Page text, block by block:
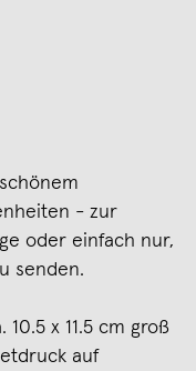
- zur
oder einfach nur,
senden.
x 11.5 cm groß
auf